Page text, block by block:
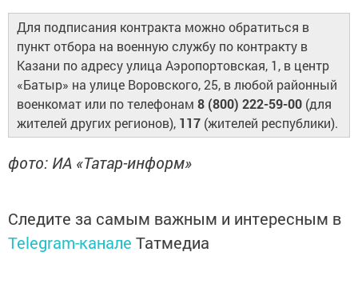
Для подписания контракта можно обратиться в
пункт отбора на военную службу по контракту в
Казани по адресу улица Аэропортовская, 1, в центр
«Батыр» на улице Воровского, 25, в любой районный
военкомат или по телефонам 8 (800) 222-59-00 (для
жителей других регионов), 117 (жителей республики).
фото: ИА «Татар-информ»
Следите за самым важным и интересным в
Telegram-канале Татмедиа